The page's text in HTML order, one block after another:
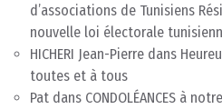
d’associations de Tunisiens
nouvelle loi électorale
HICHERI Jean-Pierre dans
toutes et à tous
Pat dans CONDOLÉANCES à